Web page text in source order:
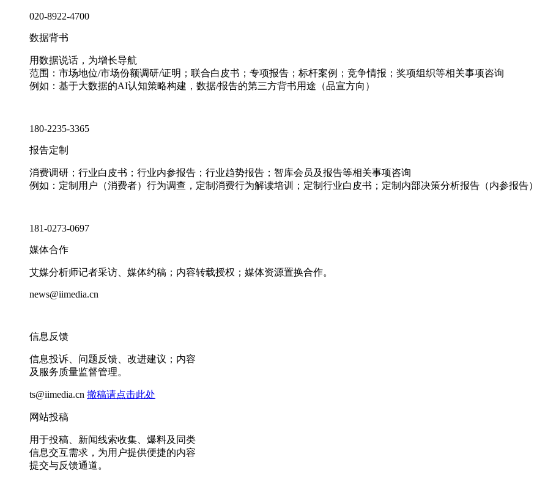
020-8922-4700
数据背书
用数据说话，为增长导航
范围：市场地位/市场份额调研/证明；联合白皮书；专项报告；标杆案例；竞争情报；奖项组织等相关事项咨询
例如：基于大数据的AI认知策略构建，数据/报告的第三方背书用途（品宣方向）
180-2235-3365
报告定制
消费调研；行业白皮书；行业内参报告；行业趋势报告；智库会员及报告等相关事项咨询
例如：定制用户（消费者）行为调查，定制消费行为解读培训；定制行业白皮书；定制内部决策分析报告（内参报告）
181-0273-0697
媒体合作
艾媒分析师记者采访、媒体约稿；内容转载授权；媒体资源置换合作。
news@iimedia.cn
信息反馈
信息投诉、问题反馈、改进建议；内容
及服务质量监督管理。
ts@iimedia.cn 撤稿请点击此处
网站投稿
用于投稿、新闻线索收集、爆料及同类
信息交互需求，为用户提供便捷的内容
提交与反馈通道。